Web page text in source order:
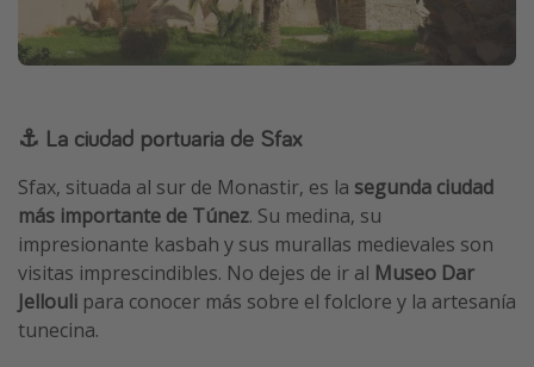
⚓ La ciudad portuaria de Sfax
Sfax, situada al sur de Monastir, es la segunda ciudad
más importante de Túnez. Su medina, su
impresionante kasbah y sus murallas medievales son
visitas imprescindibles. No dejes de ir al Museo Dar
Jellouli para conocer más sobre el folclore y la artesanía
tunecina.